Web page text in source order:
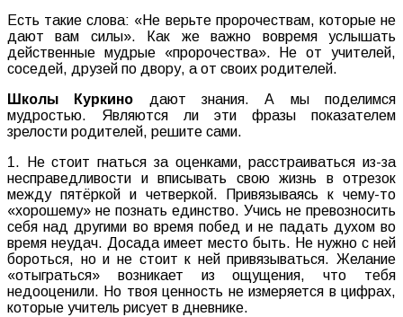
Есть такие слова: «Не верьте пророчествам, которые не
дают вам силы». Как же важно вовремя услышать
действенные мудрые «пророчества». Не от учителей,
соседей, друзей по двору, а от своих родителей.
Школы Куркино дают знания. А мы поделимся
мудростью. Являются ли эти фразы показателем
зрелости родителей, решите сами.
1. Не стоит гнаться за оценками, расстраиваться из-за
несправедливости и вписывать свою жизнь в отрезок
между пятёркой и четверкой. Привязываясь к чему-то
«хорошему» не познать единство. Учись не превозносить
себя над другими во время побед и не падать духом во
время неудач. Досада имеет место быть. Не нужно с ней
бороться, но и не стоит к ней привязываться. Желание
«отыграться» возникает из ощущения, что тебя
недооценили. Но твоя ценность не измеряется в цифрах,
которые учитель рисует в дневнике.